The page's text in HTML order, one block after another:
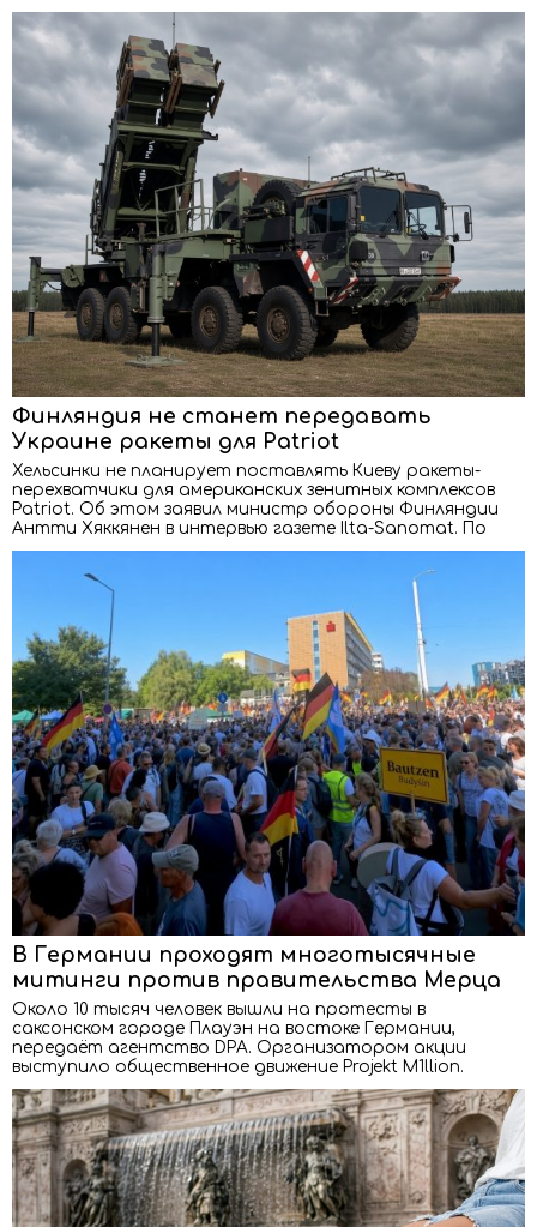
Финляндия не станет передавать
Украине ракеты для Patriot
Хельсинки не планирует поставлять Киеву ракеты-
перехватчики для американских зенитных комплексов
Patriot. Об этом заявил министр обороны Финляндии
Антти Хяккянен в интервью газете Ilta-Sanomat. По
В Германии проходят многотысячные
митинги против правительства Мерца
Около 10 тысяч человек вышли на протесты в
саксонском городе Плауэн на востоке Германии,
передаёт агентство DPA. Организатором акции
выступило общественное движение Projekt M1llion.